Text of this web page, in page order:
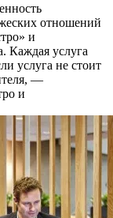
отношений
и
Каждая услуга
услуга не стоит
—
и